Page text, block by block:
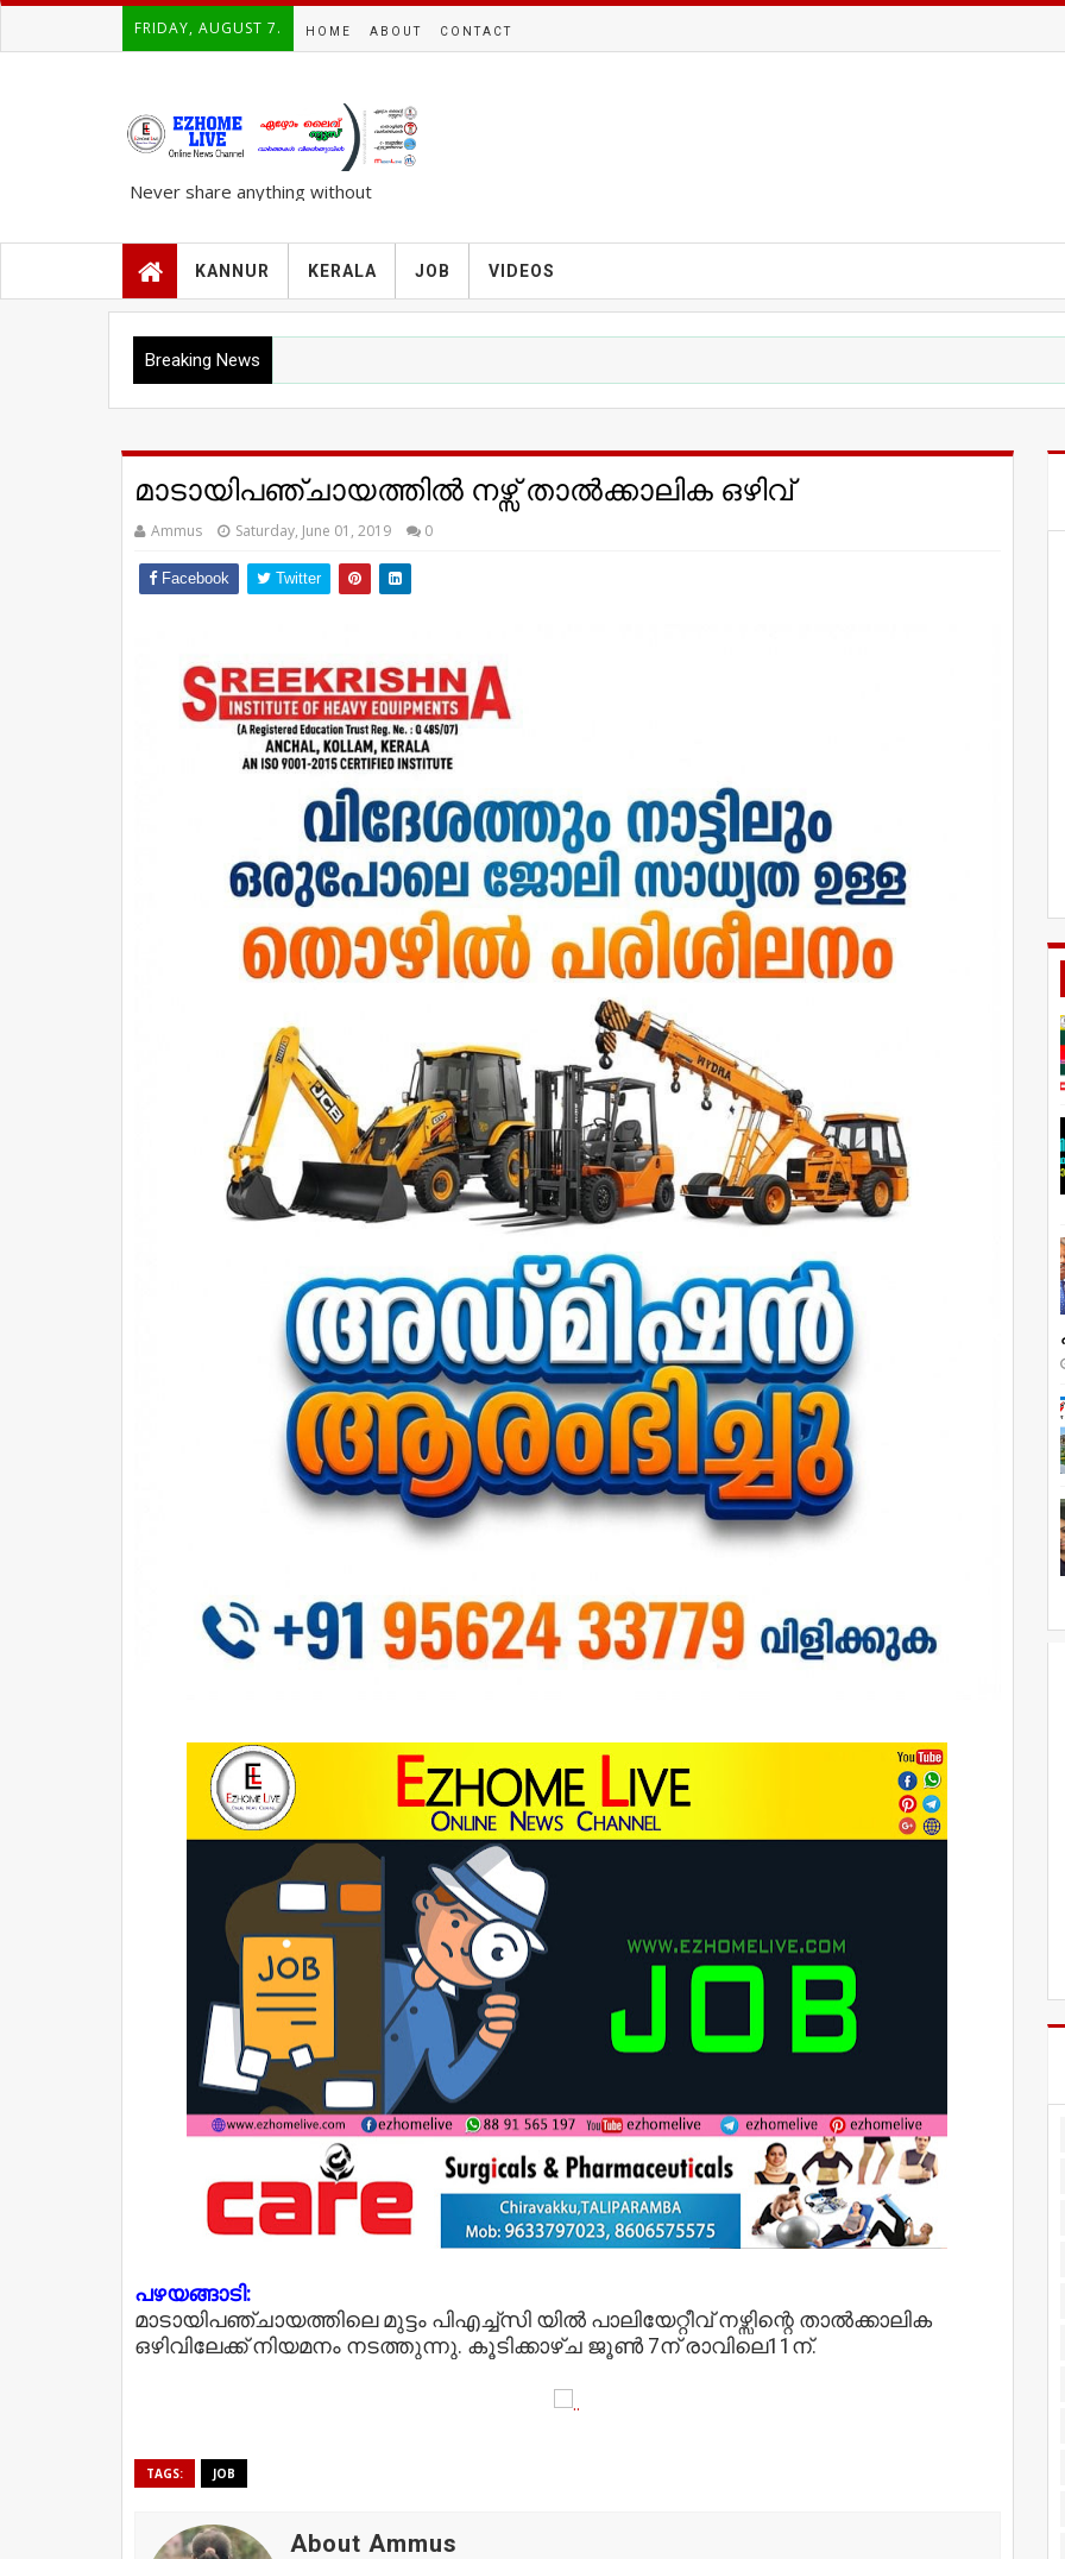
FRIDAY, AUGUST 7. HOME ABOUT CONTACT
Never share anything without
KANNUR KERALA JOB VIDEOS
Breaking News
മാടായിപഞ്ചായത്തിൽ നഴ്സ് താൽക്കാലിക ഒഴിവ്
Ammus Saturday, June 01, 2019 0
Facebook Twitter
പഴയങ്ങാടി:
മാടായിപഞ്ചായത്തിലെ മുട്ടം പിഎച്ച്സി യിൽ പാലിയേറ്റീവ് നഴ്സിന്റെ താൽക്കാലിക
ഒഴിവിലേക്ക് നിയമനം നടത്തുന്നു. കൂടിക്കാഴ്ച ജൂൺ 7ന് രാവിലെ11ന്.
TAGS: JOB
About Ammus